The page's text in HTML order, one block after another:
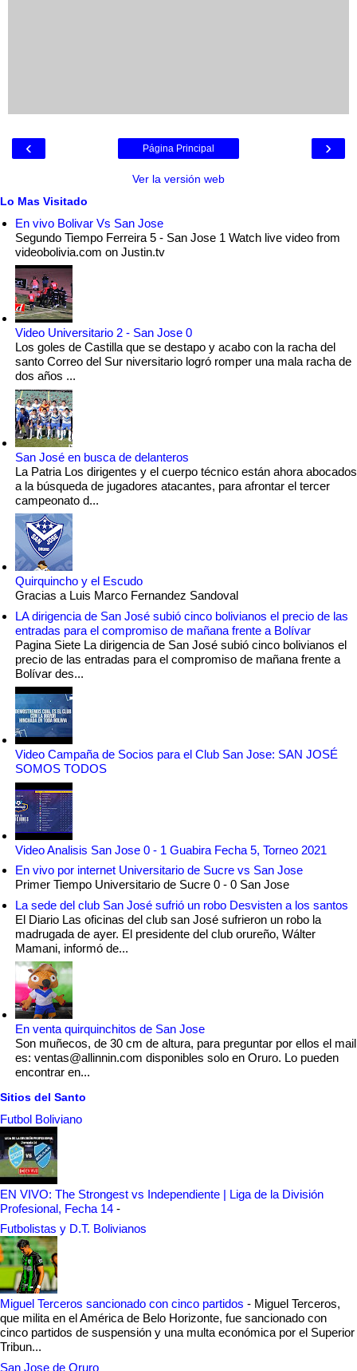
‹ ›
Página Principal
Ver la versión web
Lo Mas Visitado
En vivo Bolivar Vs San Jose
Segundo Tiempo Ferreira 5 - San Jose 1 Watch live video from
videobolivia.com on Justin.tv
Video Universitario 2 - San Jose 0
Los goles de Castilla que se destapo y acabo con la racha del
santo Correo del Sur niversitario logró romper una mala racha de
dos años ...
San José en busca de delanteros
La Patria Los dirigentes y el cuerpo técnico están ahora abocados
a la búsqueda de jugadores atacantes, para afrontar el tercer
campeonato d...
Quirquincho y el Escudo
Gracias a Luis Marco Fernandez Sandoval
LA dirigencia de San José subió cinco bolivianos el precio de las
entradas para el compromiso de mañana frente a Bolívar
Pagina Siete La dirigencia de San José subió cinco bolivianos el
precio de las entradas para el compromiso de mañana frente a
Bolívar des...
Video Campaña de Socios para el Club San Jose: SAN JOSÉ
SOMOS TODOS
Video Analisis San Jose 0 - 1 Guabira Fecha 5, Torneo 2021
En vivo por internet Universitario de Sucre vs San Jose
Primer Tiempo Universitario de Sucre 0 - 0 San Jose
La sede del club San José sufrió un robo Desvisten a los santos
El Diario Las oficinas del club san José sufrieron un robo la
madrugada de ayer. El presidente del club orureño, Wálter
Mamani, informó de...
En venta quirquinchitos de San Jose
Son muñecos, de 30 cm de altura, para preguntar por ellos el mail
es: ventas@allinnin.com disponibles solo en Oruro. Lo pueden
encontrar en...
Sitios del Santo
Futbol Boliviano
EN VIVO: The Strongest vs Independiente | Liga de la División
Profesional, Fecha 14 -
Futbolistas y D.T. Bolivianos
Miguel Terceros sancionado con cinco partidos - Miguel Terceros,
que milita en el América de Belo Horizonte, fue sancionado con
cinco partidos de suspensión y una multa económica por el Superior
Tribun...
San Jose de Oruro